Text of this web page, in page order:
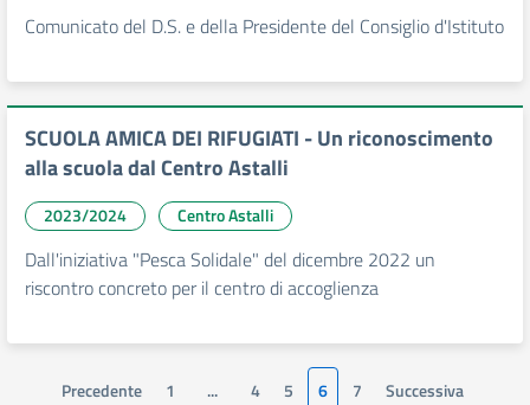
Comunicato del D.S. e della Presidente del Consiglio d'Istituto
SCUOLA AMICA DEI RIFUGIATI - Un riconoscimento
alla scuola dal Centro Astalli
2023/2024 Centro Astalli
Dall'iniziativa "Pesca Solidale" del dicembre 2022 un
riscontro concreto per il centro di accoglienza
Precedente 1 ... 4 5 6 7 Successiva